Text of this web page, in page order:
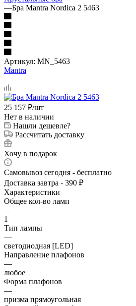
—Бра Mantra Nordica 2 5463
Артикул: MN_5463
Mantra
25 157 ₽/шт
Нет в наличии
Нашли дешевле?
Рассчитать доставку
Хочу в подарок
Самовывоз сегодня - бесплатно
Доставка завтра - 390 ₽
Характеристики
Общее кол-во ламп
—
1
Тип лампы
—
светодиодная [LED]
Направление плафонов
—
любое
Форма плафонов
—
призма прямоугольная